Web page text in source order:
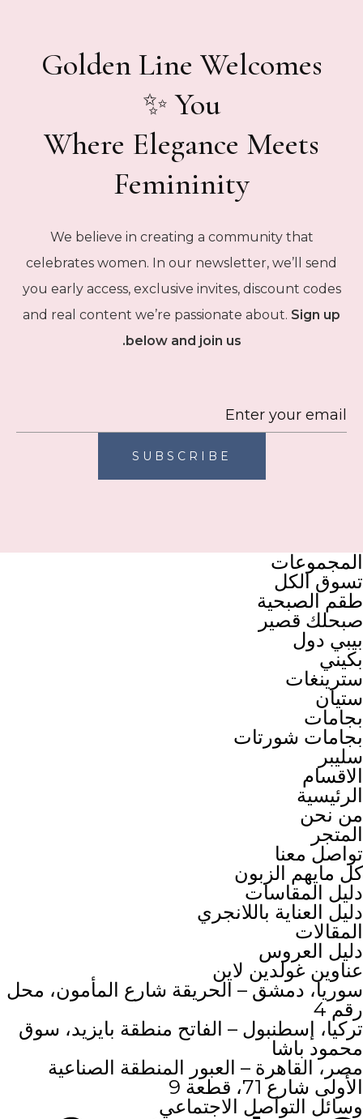
Golden Line Welcomes
You ✨
Where Elegance Meets
Femininity
We believe in creating a community that
celebrates women. In our newsletter, we’ll send
you early access, exclusive invites, discount codes
and real content we’re passionate about. Sign up
below and join us.
SUBSCRIBE
المجموعات
تسوق الكل
طقم الصبحية
صبحلك قصير
بيبي دول
بكيني
سترينغات
ستيان
بجامات
بجامات شورتات
سليبر
الاقسام
الرئيسية
من نحن
المتجر
تواصل معنا
كل مايهم الزبون
دليل المقاسات
دليل العناية باللانجري
المقالات
دليل العروس
عناوين غولدين لاين
سوريا، دمشق – الحريقة شارع المأمون، محل
رقم 4
تركيا، إسطنبول – الفاتح منطقة بايزيد، سوق
محمود باشا
مصر، القاهرة – العبور المنطقة الصناعية
الأولى شارع 71، قطعة 9
وسائل التواصل الاجتماعي